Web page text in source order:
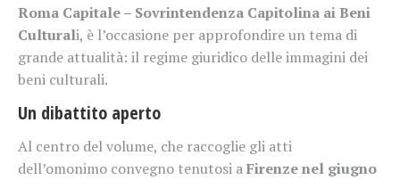
Roma Capitale – Sovrintendenza Capitolina ai Beni
Culturali, è l’occasione per approfondire un tema di
grande attualità: il regime giuridico delle immagini dei
beni culturali.
Un dibattito aperto
Al centro del volume, che raccoglie gli atti
dell’omonimo convegno tenutosi aFirenze nel giugno